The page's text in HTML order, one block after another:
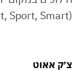
(Eco, Comfort, Sport, Smart) ונעילה מרכזית.
צ׳ק אאוט